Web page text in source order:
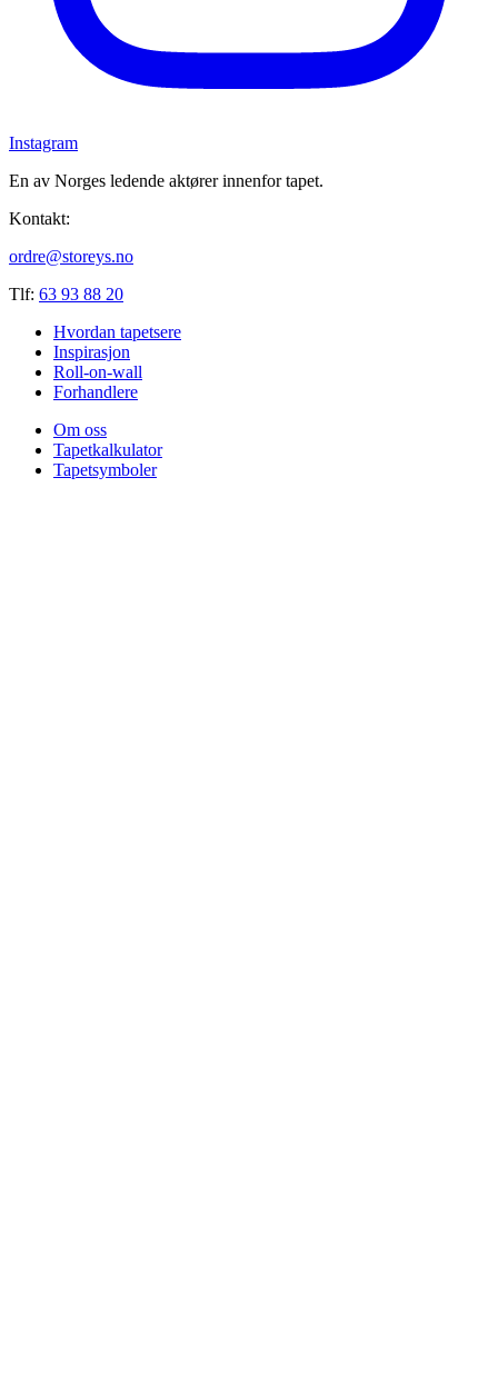
Instagram
En av Norges ledende aktører innenfor tapet.
Kontakt:
ordre@storeys.no
Tlf: 63 93 88 20
Hvordan tapetsere
Inspirasjon
Roll-on-wall
Forhandlere
Om oss
Tapetkalkulator
Tapetsymboler